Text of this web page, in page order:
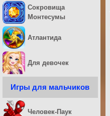
Сокровища
Монтесумы
Атлантида
Для девочек
Игры для мальчиков
Человек-Паук